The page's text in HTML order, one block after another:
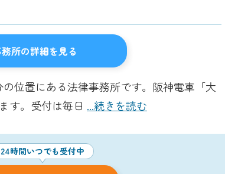
所の詳細を見る
位置にある法律事務所です。阪神電車「大
す。受付は毎日 ...続きを読む
24時間いつでも受付中